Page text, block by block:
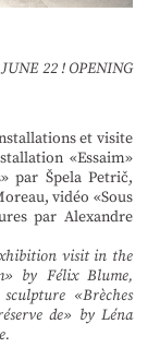
22 ! OPENING
et visite
«Essaim»
par Špela Petrič,
vidéo «Sous
par Alexandre
visit in the
by Félix Blume,
«Brèches
de» by Léna